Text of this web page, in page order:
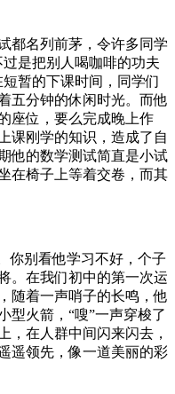
名列前茅，令许多同学
是把别人喝咖啡的功夫
暂的下课时间，同学们
五分钟的休闲时光。而他
座位，要么完成晚上作
课刚学的知识，造成了自
他的数学测试简直是小试
在椅子上等着交卷，而其
别看他学习不好，个子
。在我们初中的第一次运
随着一声哨子的长鸣，他
型火箭，“嗖”一声穿梭了
，在人群中间闪来闪去，
遥领先，像一道美丽的彩